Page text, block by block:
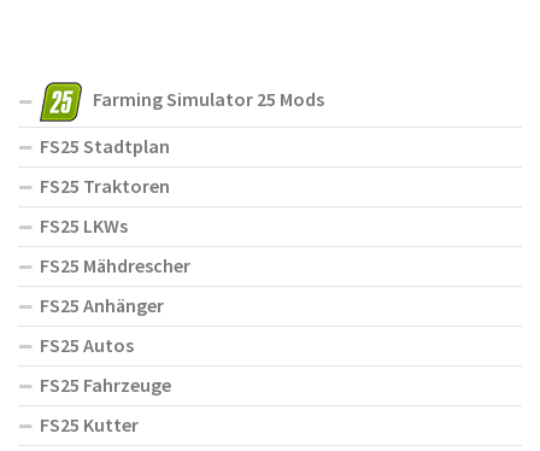
Farming Simulator 25 Mods
FS25 Stadtplan
FS25 Traktoren
FS25 LKWs
FS25 Mähdrescher
FS25 Anhänger
FS25 Autos
FS25 Fahrzeuge
FS25 Kutter